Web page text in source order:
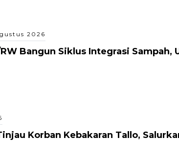
2026
Bangun Siklus Integrasi Sampah,
Korban Kebakaran Tallo,